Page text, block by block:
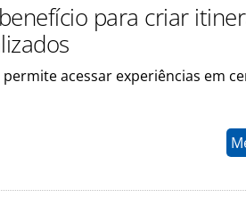
para criar
acessar experiências em